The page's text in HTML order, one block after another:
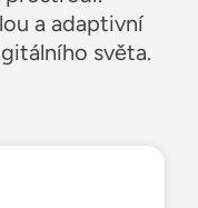
a adaptivní
světa.